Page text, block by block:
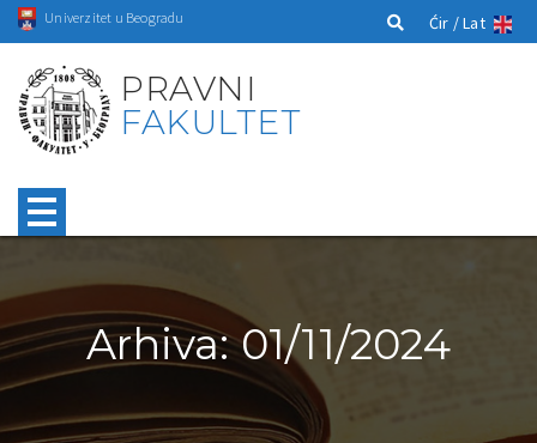
Univerzitet u Beogradu Ćir /Lat
PRAVNI
FAKULTET
Arhiva: 01/11/2024